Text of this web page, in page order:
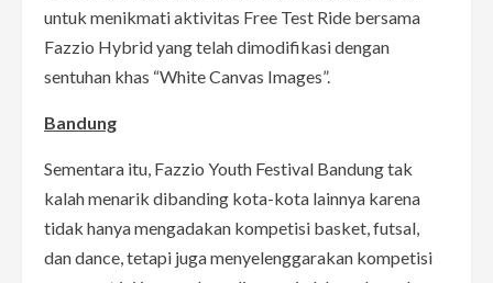
untuk menikmati aktivitas Free Test Ride bersama
Fazzio Hybrid yang telah dimodifikasi dengan
sentuhan khas “White Canvas Images”.
Bandung
Sementara itu, Fazzio Youth Festival Bandung tak
kalah menarik dibanding kota-kota lainnya karena
tidak hanya mengadakan kompetisi basket, futsal,
dan dance, tetapi juga menyelenggarakan kompetisi